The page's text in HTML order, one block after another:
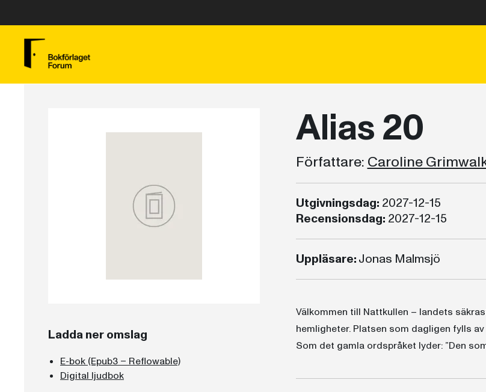
Ladda ner omslag
E-bok (Epub3 – Reflowable)
Digital ljudbok
Alias 20
Författare: Caroline
Utgivningsdag: 2027-12-15
Recensionsdag: 2027-12-15
Uppläsare:Jonas Malmsjö
Välkommen till Nattkullen – landets
hemligheter. Platsen som dagligen fylls
Som det gamla ordspråket lyder: ”Den